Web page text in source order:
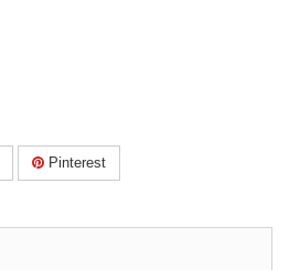
Pinterest